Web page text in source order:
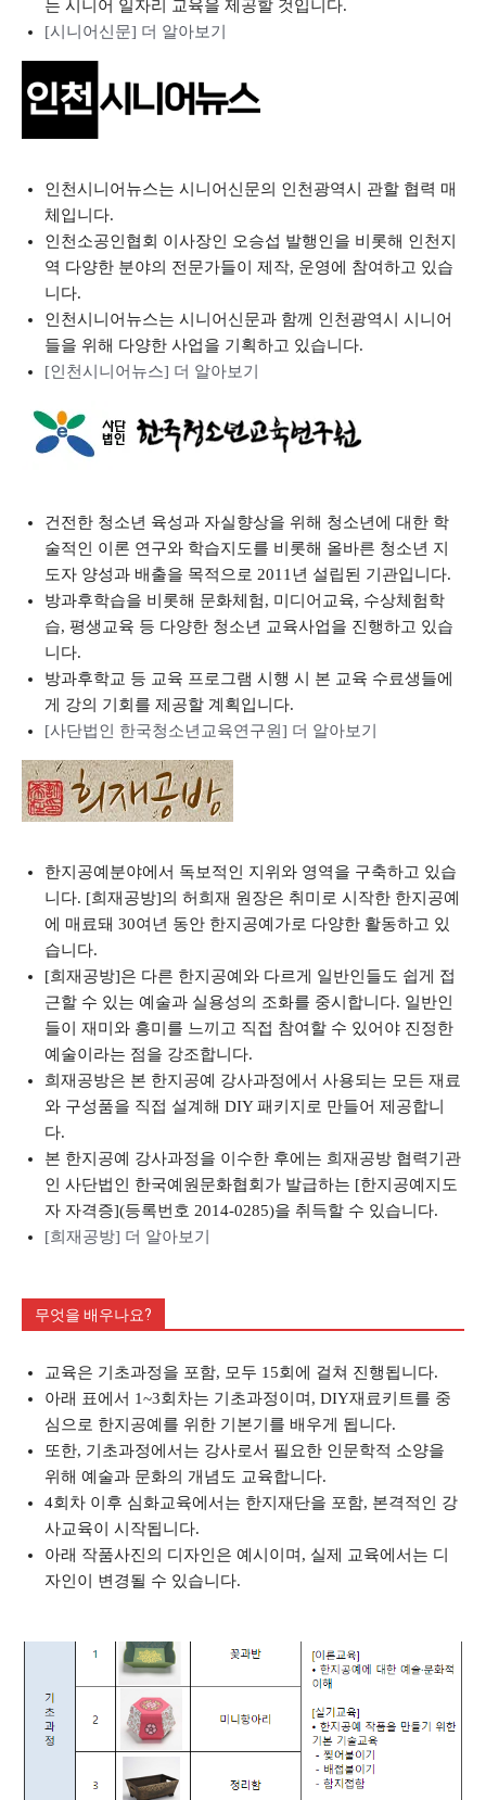
는 시니어 일자리 교육을 제공할 것입니다.
[시니어신문] 더 알아보기
인천시니어뉴스는 시니어신문의 인천광역시 관할 협력 매
체입니다.
인천소공인협회 이사장인 오승섭 발행인을 비롯해 인천지
역 다양한 분야의 전문가들이 제작, 운영에 참여하고 있습
니다.
인천시니어뉴스는 시니어신문과 함께 인천광역시 시니어
들을 위해 다양한 사업을 기획하고 있습니다.
[인천시니어뉴스] 더 알아보기
건전한 청소년 육성과 자실향상을 위해 청소년에 대한 학
술적인 이론 연구와 학습지도를 비롯해 올바른 청소년 지
도자 양성과 배출을 목적으로 2011년 설립된 기관입니다.
방과후학습을 비롯해 문화체험, 미디어교육, 수상체험학
습, 평생교육 등 다양한 청소년 교육사업을 진행하고 있습
니다.
방과후학교 등 교육 프로그램 시행 시 본 교육 수료생들에
게 강의 기회를 제공할 계획입니다.
[사단법인 한국청소년교육연구원] 더 알아보기
한지공예분야에서 독보적인 지위와 영역을 구축하고 있습
니다. [희재공방]의 허희재 원장은 취미로 시작한 한지공예
에 매료돼 30여년 동안 한지공예가로 다양한 활동하고 있
습니다.
[희재공방]은 다른 한지공예와 다르게 일반인들도 쉽게 접
근할 수 있는 예술과 실용성의 조화를 중시합니다. 일반인
들이 재미와 흥미를 느끼고 직접 참여할 수 있어야 진정한
예술이라는 점을 강조합니다.
희재공방은 본 한지공예 강사과정에서 사용되는 모든 재료
와 구성품을 직접 설계해 DIY 패키지로 만들어 제공합니
다.
본 한지공예 강사과정을 이수한 후에는 희재공방 협력기관
인 사단법인 한국예원문화협회가 발급하는 [한지공예지도
자 자격증](등록번호 2014-0285)을 취득할 수 있습니다.
[희재공방] 더 알아보기
무엇을 배우나요?
교육은 기초과정을 포함, 모두 15회에 걸쳐 진행됩니다.
아래 표에서 1~3회차는 기초과정이며, DIY재료키트를 중
심으로 한지공예를 위한 기본기를 배우게 됩니다.
또한, 기초과정에서는 강사로서 필요한 인문학적 소양을
위해 예술과 문화의 개념도 교육합니다.
4회차 이후 심화교육에서는 한지재단을 포함, 본격적인 강
사교육이 시작됩니다.
아래 작품사진의 디자인은 예시이며, 실제 교육에서는 디
자인이 변경될 수 있습니다.